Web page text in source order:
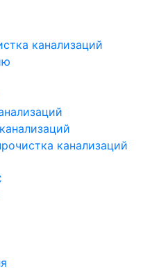
канализаций
канализаций